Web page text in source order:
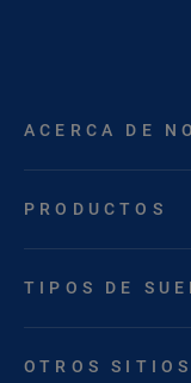
ACERCA DE
PRODUCTOS
TIPOS DE
OTROS SITIOS